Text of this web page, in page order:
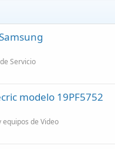
Servicio
modelo 19PF5752
equipos de Video